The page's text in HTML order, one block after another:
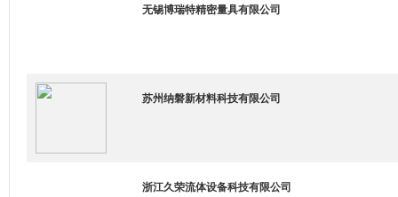
无锡博瑞特精密量具有限公司
苏州纳磐新材料科技有限公司
浙江久荣流体设备科技有限公司